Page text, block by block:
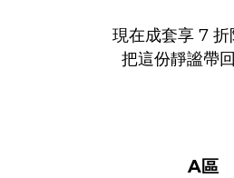
現在成套享 7 折
把這份靜謐帶
A區